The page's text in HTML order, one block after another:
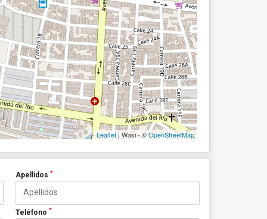
Leaflet| Wasi - ©OpenStreetMap
Apellidos *
Teléfono *